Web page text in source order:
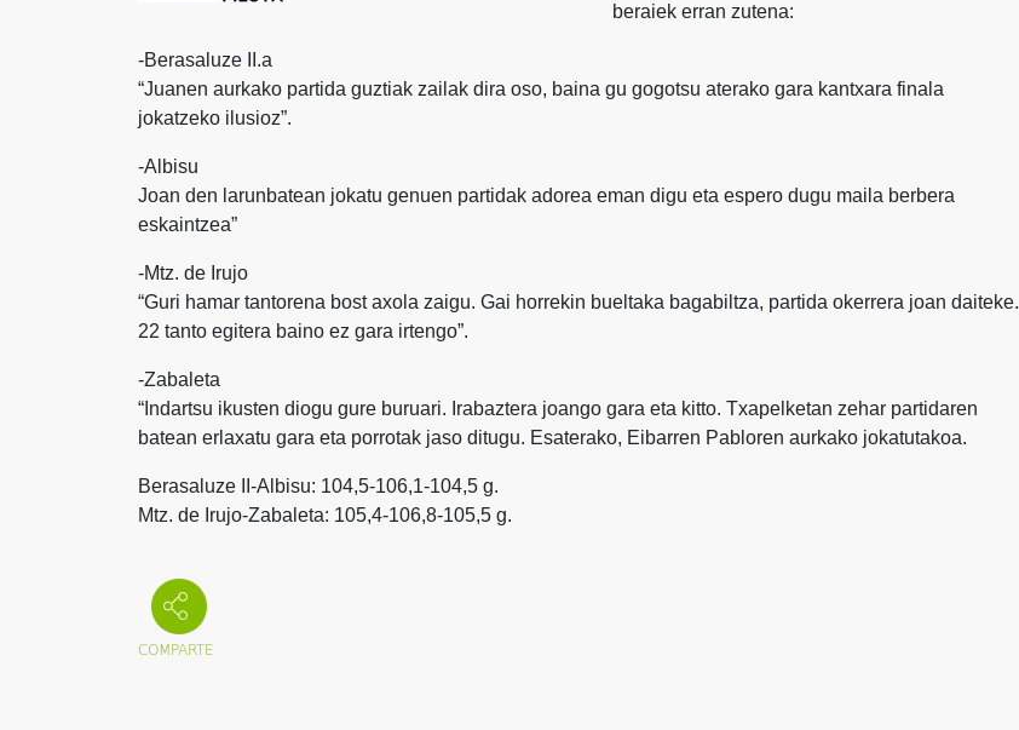
beraiek erran zutena:
-Berasaluze II.a
“Juanen aurkako partida guztiak zailak dira oso, baina gu gogotsu aterako gara kantxara finala
jokatzeko ilusioz”.
-Albisu
Joan den larunbatean jokatu genuen partidak adorea eman digu eta espero dugu maila berbera
eskaintzea”
-Mtz. de Irujo
“Guri hamar tantorena bost axola zaigu. Gai horrekin bueltaka bagabiltza, partida okerrera joan daiteke.
22 tanto egitera baino ez gara irtengo”.
-Zabaleta
“Indartsu ikusten diogu gure buruari. Irabaztera joango gara eta kitto. Txapelketan zehar partidaren
batean erlaxatu gara eta porrotak jaso ditugu. Esaterako, Eibarren Pabloren aurkako jokatutakoa.
Berasaluze II-Albisu: 104,5-106,1-104,5 g.
Mtz. de Irujo-Zabaleta: 105,4-106,8-105,5 g.